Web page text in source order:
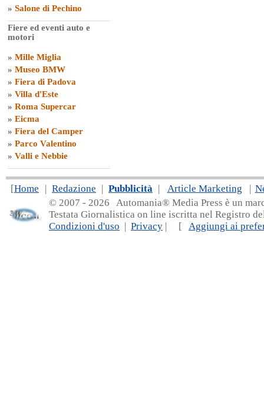
» Salone di Pechino
Fiere ed eventi auto e
motori
» Mille Miglia
» Museo BMW
» Fiera di Padova
» Villa d'Este
» Roma Supercar
» Eicma
» Fiera del Camper
» Parco Valentino
» Valli e Nebbie
[Home | Redazione | Pubblicità | Article Marketing |
© 2007 - 2026 Automania® Media Press è un
Testata Giornalistica on line iscritta nel Registro
Condizioni d'uso | Privacy | [ Aggiungi ai